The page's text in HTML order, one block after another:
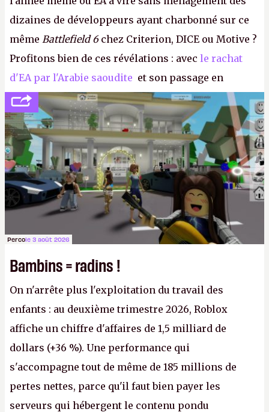
dizaines de développeurs ayant charbonné sur ce
même Battlefield 6chez Criterion, DICE ou Motive ?
Profitons bien de ces révélations : avec le rachat
d'EA par l'Arabie saoudite et son passage en
société privée, l'éditeur n'aura bientôt plus
l'obligation de publier ses bilans. Encore une
victoire pour la transparence.P.
Percole 3 août 2026
Bambins = radins !
On n'arrête plus l'exploitation du travail des
enfants : au deuxième trimestre 2026, Roblox
affiche un chiffre d'affaires de 1,5 milliard de
dollars (+36 %). Une performance qui
s'accompagne tout de même de 185 millions de
pertes nettes, parce qu'il faut bien payer les
serveurs qui hébergent le contenu pondu